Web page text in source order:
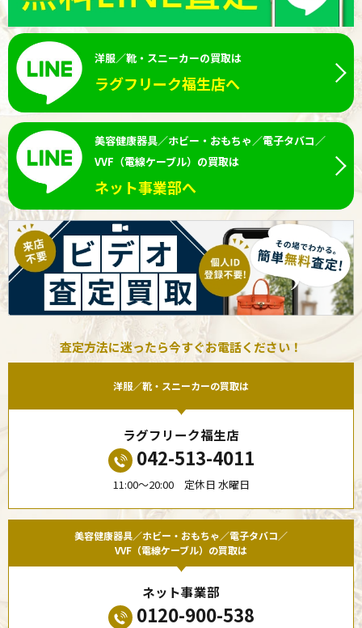
洋服／靴・スニーカーの買取は
ラグフリーク福生店へ
美容健康器具／ホビー・おもちゃ／電子タバコ／
VVF（電線ケーブル）の買取は
ネット事業部へ
査定方法に迷ったら今すぐお電話ください！
洋服／靴・スニーカーの買取は
ラグフリーク福生店
042-513-4011
11:00〜20:00 定休日 水曜日
美容健康器具／ホビー・おもちゃ／電子タバコ／
VVF（電線ケーブル）の買取は
ネット事業部
0120-900-538